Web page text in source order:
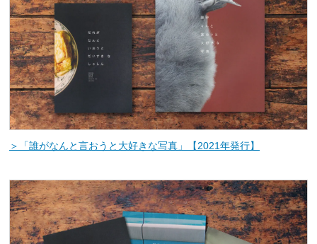
＞「誰がなんと言おうと大好きな写真」【2021年発行】